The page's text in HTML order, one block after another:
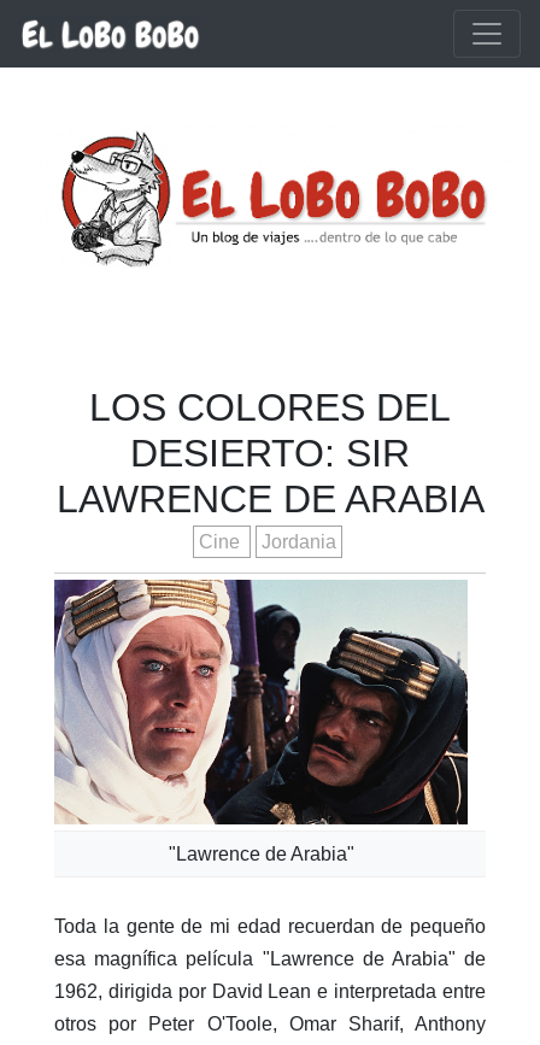
Ir al contenido principal
LOS COLORES DEL
DESIERTO: SIR
LAWRENCE DE ARABIA
Cine Jordania
"Lawrence de Arabia"
Toda la gente de mi edad recuerdan de pequeño
esa magnífica película "Lawrence de Arabia" de
1962, dirigida por David Lean e interpretada entre
otros por Peter O'Toole, Omar Sharif, Anthony